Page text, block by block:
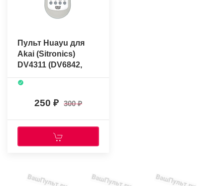
Пульт Huayu для
Akai (Sitronics)
DV4311 (DV6842,
DV6342, DV6840)
250 300